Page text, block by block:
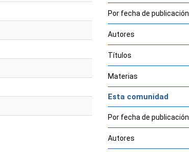
Por fecha de publicación
Autores
Títulos
Materias
Esta comunidad
Por fecha de publicación
Autores